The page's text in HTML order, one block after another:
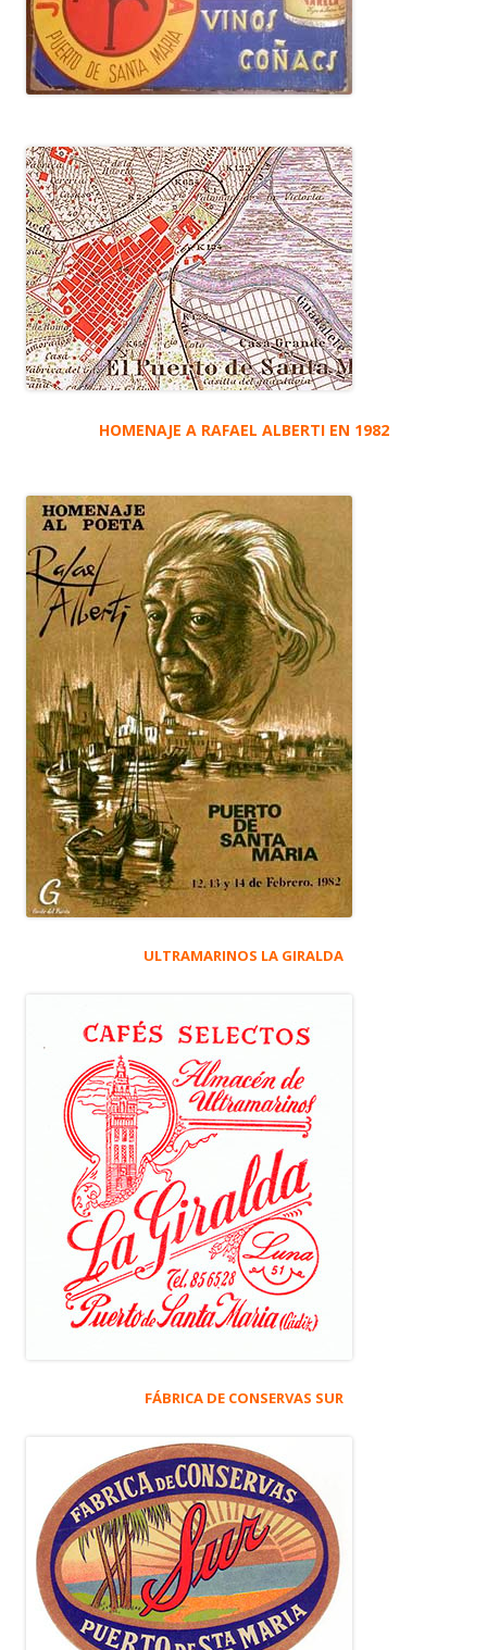
HOMENAJE A RAFAEL ALBERTI EN 1982
ULTRAMARINOS LA GIRALDA
FÁBRICA DE CONSERVAS SUR